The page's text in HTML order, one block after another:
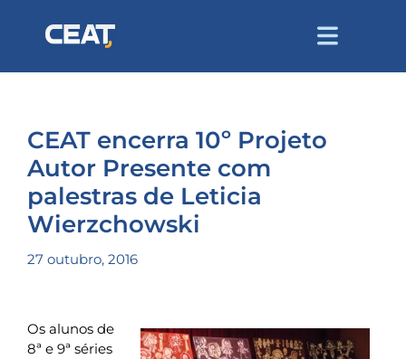
CEAT encerra 10º Projeto
Autor Presente com
palestras de Leticia
Wierzchowski
27 outubro, 2016
Os alunos de
8ª e 9ª séries